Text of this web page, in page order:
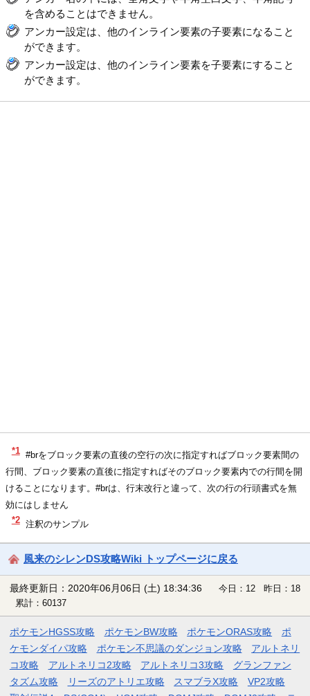
を含めることはできません。
アンカー設定は、他のインライン要素の子要素になること
ができます。
アンカー設定は、他のインライン要素を子要素にすること
ができます。
*1 #brをブロック要素の直後の空行の次に指定すればブロック要素間の
行間、ブロック要素の直後に指定すればそのブロック要素内での行間を開
けることになります。#brは、行末改行と違って、次の行の行頭書式を無
効にはしません
*2 注釈のサンプル
風来のシレンDS攻略Wiki トップページに戻る
最終更新日：2020年06月06日 (土) 18:34:36
今日：12 昨日：18
累計：60137
ポケモンHGSS攻略 ポケモンBW攻略 ポケモンORAS攻略
ポ
ケモンダイパ攻略
ポケモン不思議のダンジョン攻略
アルトネリ
コ攻略
アルトネリコ2攻略 アルトネリコ3攻略
グランファン
タズム攻略
リーズのアトリエ攻略 スマブラX攻略
VP2攻略